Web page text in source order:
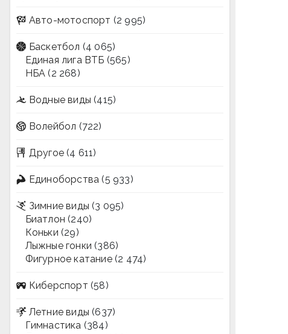
Авто-мотоспорт (2 995)
Баскетбол (4 065)
Единая лига ВТБ (565)
НБА (2 268)
Водные виды (415)
Волейбол (722)
Другое (4 611)
Единоборства (5 933)
Зимние виды (3 095)
Биатлон (240)
Коньки (29)
Лыжные гонки (386)
Фигурное катание(2 474)
Киберспорт (58)
Летние виды (637)
Гимнастика (384)